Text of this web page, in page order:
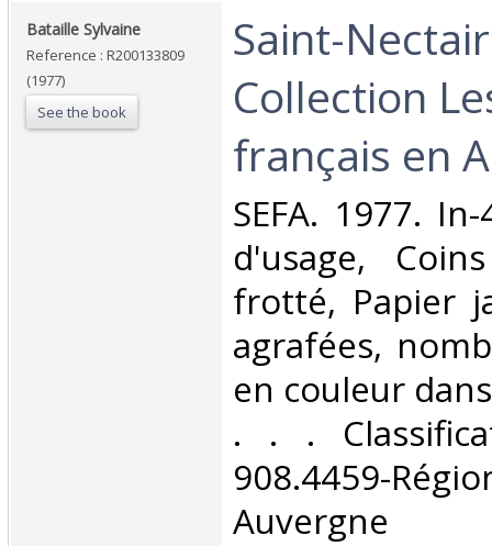
‎Bataille Sylvaine‎
Reference : R200133809
(1977)
See the book
‎Saint-
Collection
français en
‎SEFA. 1977.
d'usage,
frotté, Papier
agrafées,
en couleur
. . .
908.4459-
Auvergne‎